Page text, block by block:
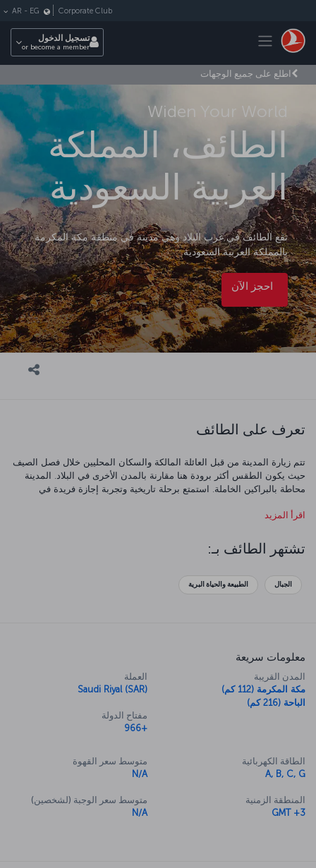
Toggle navigation
Corporate Club
AR - EG
تسجيل الدخول
or become a member
اطلع على جميع الوجهات
Widen Your World
الطائف، المملكة
العربية السعودية
تقع الطائف في غرب البلاد وهي مدينة في منطقة مكة المكرمة
بالمملكة العربية السعودية.
احجز الآن
تعرف على الطائف
تتم زيارة المدينة من قبل العائلة المالكة والسكان المحليين خلال فصل الصيف
حيث يكون الطقس أكثر برودة هنا مقارنة بالمدن الأخرى في البلاد. المدينة
محاطة بالبراكين الخاملة. استمتع برحلة تاريخية وتجربة إجازة فريدة في
اقرأ المزيد
تشتهر الطائف بـ:
الجبال الطبيعة والحياة البرية
معلومات سريعة
المدن القريبة
مكة المكرمة (112 كم)
الباحة (216 كم)
العملة
Saudi Riyal (SAR)
مفتاح الدولة
+966
الطاقة الكهربائية
A, B, C, G
المنطقة الزمنية
GMT +3
متوسط سعر القهوة
N/A
متوسط سعر الوجبة (لشخصين)
N/A